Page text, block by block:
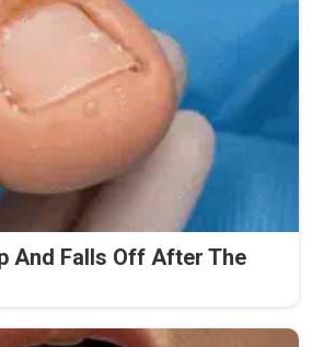
And Falls Off After The